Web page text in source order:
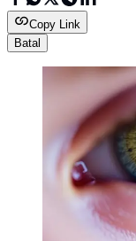
Copy Link
Batal